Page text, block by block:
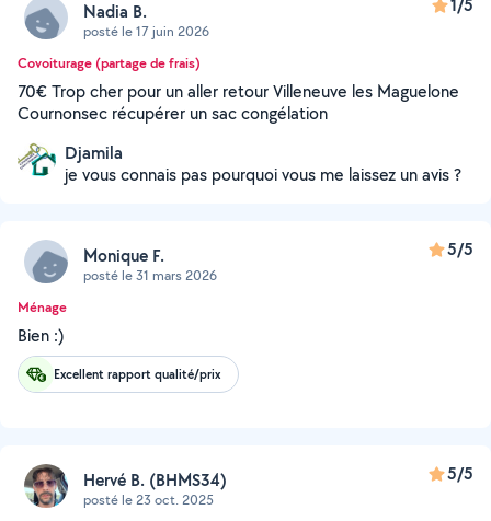
Nadia B.
posté le 17 juin 2026
1/5
Covoiturage (partage de frais)
70€ Trop cher pour un aller retour Villeneuve les Maguelone
Cournonsec récupérer un sac congélation
Djamila
je vous connais pas pourquoi vous me laissez un avis ?
Monique F.
posté le 31 mars 2026
5/5
Ménage
Bien :)
Excellent rapport qualité/prix
Hervé B. (BHMS34)
posté le 23 oct. 2025
5/5